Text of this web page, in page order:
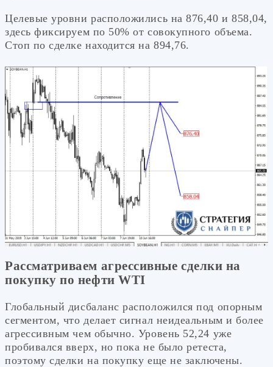
Целевые уровни расположились на 876,40 и 858,04,
здесь фиксируем по 50% от совокупного объема.
Стоп по сделке находится на 894,76.
Рассматриваем агрессивные сделки на
покупку по нефти WTI
Глобальный дисбаланс расположился под опорным
сегментом, что делает сигнал неидеальным и более
агрессивным чем обычно. Уровень 52,24 уже
пробивался вверх, но пока не было ретеста,
поэтому сделки на покупку еще не заключены.